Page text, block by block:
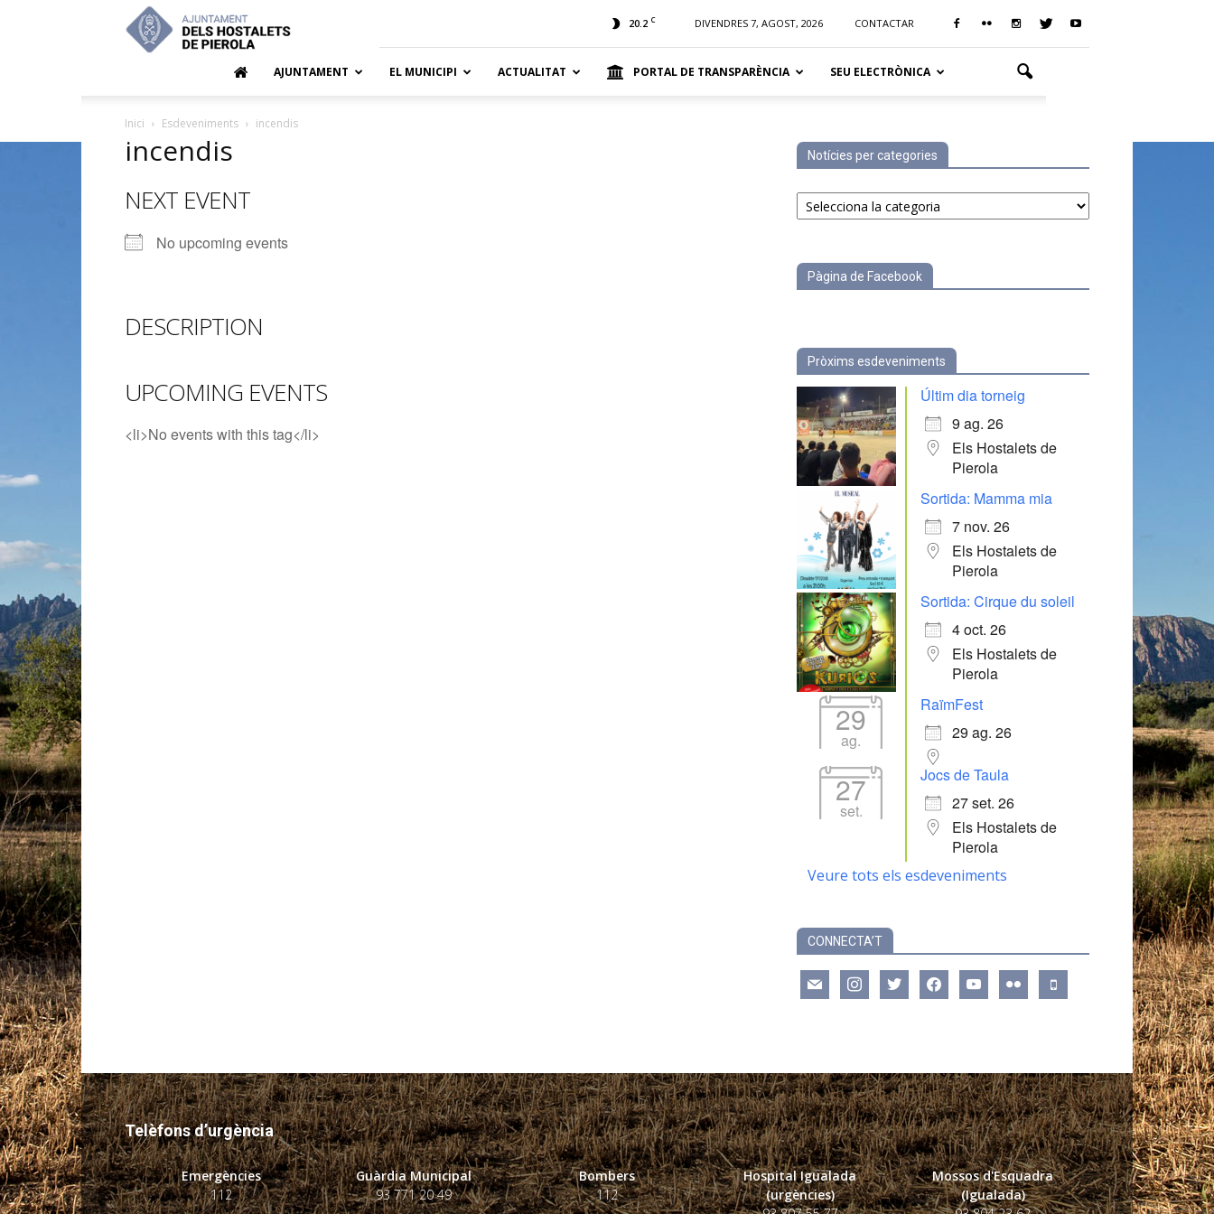
Hostalets
de
20.2 C DIVENDRES 7, AGOST, 2026 CONTACTAR
AJUNTAMENT EL MUNICIPI ACTUALITAT PORTAL DE TRANSPARÈNCIA SEU ELECTRÒNICA
Inici Esdeveniments incendis
incendis
NEXT EVENT
No upcoming events
DESCRIPTION
UPCOMING EVENTS
<li>No events with this tag</li>
Notícies per categories
Notícies
per
Pàgina de Facebook
Pròxims esdeveniments
Últim dia torneig
9 ag. 26
Els Hostalets de
Pierola
Sortida: Mamma mia
7 nov. 26
Els Hostalets de
Pierola
Sortida: Cirque du soleil
4 oct. 26
Els Hostalets de
Pierola
29
ag.
RaïmFest
29 ag. 26
27
set.
Jocs de Taula
27 set. 26
Els Hostalets de
Pierola
Veure tots els esdeveniments
CONNECTA’T
mail instagramtwitter facebookyoutube flickr mobile
Telèfons d’urgència
Emergències
112
Guàrdia Municipal
93 771 20 49
Bombers
112
Hospital Igualada
(urgències)
Mossos d'Esquadra
(Igualada)